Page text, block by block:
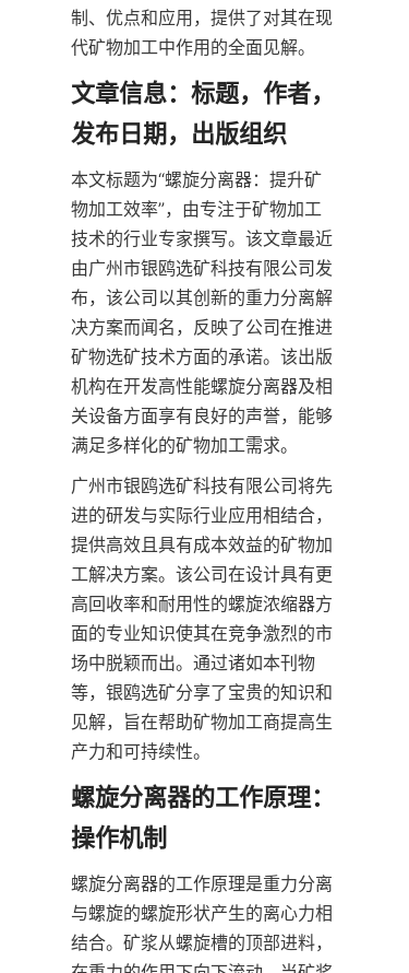
制、优点和应用，提供了对其在现
代矿物加工中作用的全面见解。
文章信息：标题，作者，
发布日期，出版组织
本文标题为“螺旋分离器：提升矿
物加工效率”，由专注于矿物加工
技术的行业专家撰写。该文章最近
由广州市银鸥选矿科技有限公司发
布，该公司以其创新的重力分离解
决方案而闻名，反映了公司在推进
矿物选矿技术方面的承诺。该出版
机构在开发高性能螺旋分离器及相
关设备方面享有良好的声誉，能够
满足多样化的矿物加工需求。
广州市银鸥选矿科技有限公司将先
进的研发与实际行业应用相结合，
提供高效且具有成本效益的矿物加
工解决方案。该公司在设计具有更
高回收率和耐用性的螺旋浓缩器方
面的专业知识使其在竞争激烈的市
场中脱颖而出。通过诸如本刊物
等，银鸥选矿分享了宝贵的知识和
见解，旨在帮助矿物加工商提高生
产力和可持续性。
螺旋分离器的工作原理：
操作机制
螺旋分离器的工作原理是重力分离
与螺旋的螺旋形状产生的离心力相
结合。矿浆从螺旋槽的顶部进料，